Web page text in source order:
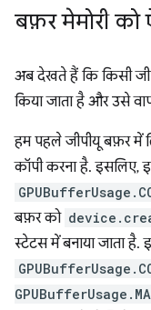
बफ़र मेमोरी
अब देखते हैं कि किसी
किया जाता है और उसे
हम पहले जीपीयू बफ़र में
कॉपी करना है. इसलिए,
बफ़र को
स्टेटस में बनाया जाता